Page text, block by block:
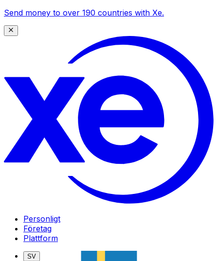
Send money to over 190 countries with Xe.
Personligt
Företag
Plattform
SV